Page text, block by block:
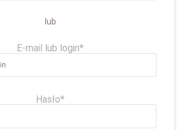
lub
E-mail lub login*
Hasło*